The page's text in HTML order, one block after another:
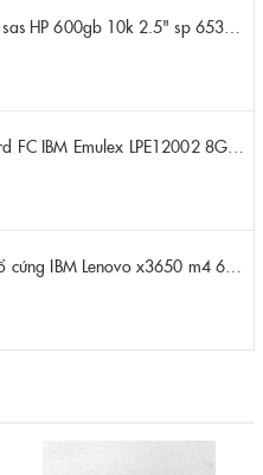
11385 Ổ cứng HDD sas HP 600gb 10k 2.5" sp 653957-001 pn 619286-003 pn 641552-003 pn 689287-003 652583-B21
10463 Cạc HBA Card FC IBM Emulex LPE12002 8Gb 2 port FC SFP fru 42D0500 pn 42D0496 opt 42D0494 LPE12002
10284 Bộ mở rộng ổ cứng IBM Lenovo x3650 m4 69Y5319 8x 2.5" HS HDD Assembly Kit with Expander